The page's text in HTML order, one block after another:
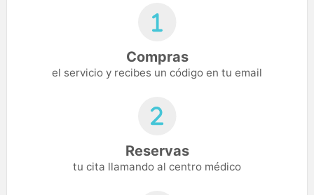
Compras
el servicio y recibes un código en tu email
Reservas
tu cita llamando al centro médico